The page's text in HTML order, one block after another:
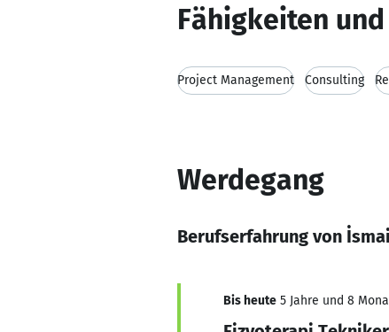
Fähigkeiten
Project Management Consulting
Werdegang
Berufserfahrung von
Bis heute 5 Jahre und 8